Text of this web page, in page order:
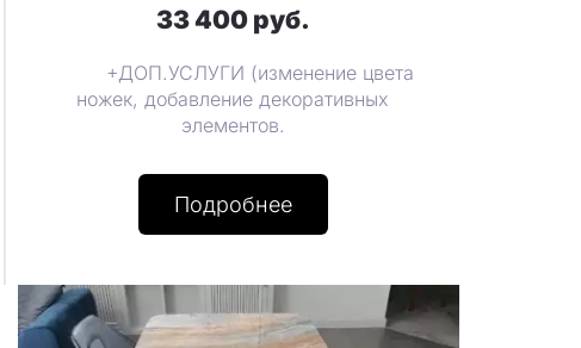
33 400 руб.
+ДОП.УСЛУГИ (изменение цвета
ножек, добавление декоративных
элементов.
Подробнее